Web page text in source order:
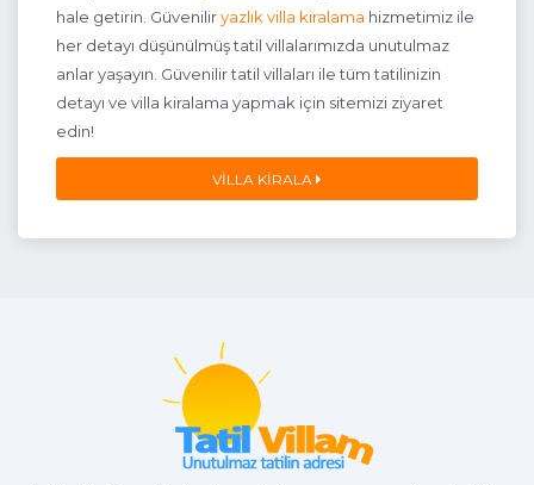
hale getirin. Güveniliryazlık villa kiralama hizmetimiz ile
her detayı düşünülmüş tatil villalarımızda unutulmaz
anlar yaşayın. Güvenilir tatil villaları ile tüm tatilinizin
detayı ve villa kiralama yapmak için sitemizi ziyaret
edin!
VILLA KIRALA